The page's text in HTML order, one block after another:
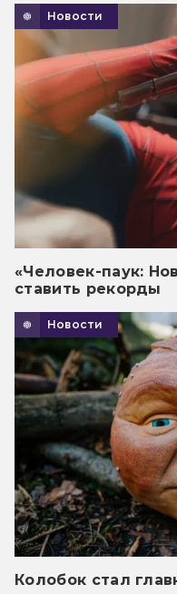
Новости
«Человек-паук:
ставить рекорды
Новости
Колобок стал